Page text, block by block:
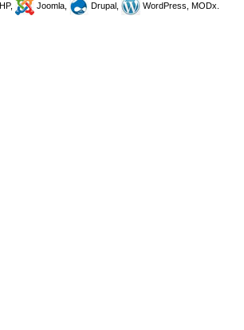
Joomla, Drupal, WordPress, MODx.